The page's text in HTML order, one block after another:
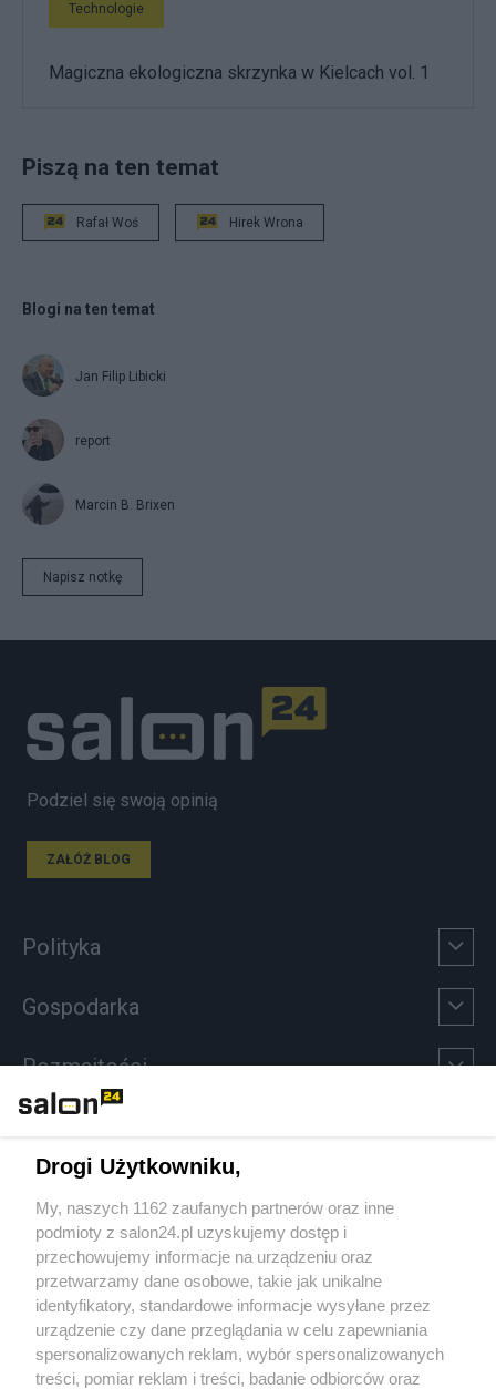
Technologie
Magiczna ekologiczna skrzynka w Kielcach vol. 1
Piszą na ten temat
Rafał Woś Hirek Wrona
Blogi na ten temat
Jan Filip Libicki
report
Marcin B. Brixen
Napisz notkę
Podziel się swoją opinią
ZAŁÓŻ BLOG
Polityka
Gospodarka
Rozmaitości
Sport
Społeczeństwo
Kultura
Drogi Użytkowniku,
My, naszych 1162 zaufanych partnerów oraz inne
podmioty z salon24.pl uzyskujemy dostęp i
przechowujemy informacje na urządzeniu oraz
przetwarzamy dane osobowe, takie jak unikalne
identyfikatory, standardowe informacje wysyłane przez
urządzenie czy dane przeglądania w celu zapewniania
spersonalizowanych reklam, wybór spersonalizowanych
treści, pomiar reklam i treści, badanie odbiorców oraz